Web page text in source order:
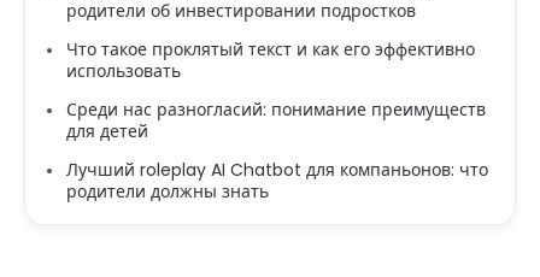
родители об инвестировании подростков
Что такое проклятый текст и как его эффективно
использовать
Среди нас разногласий: понимание преимуществ
для детей
Лучший roleplay AI Chatbot для компаньонов: что
родители должны знать